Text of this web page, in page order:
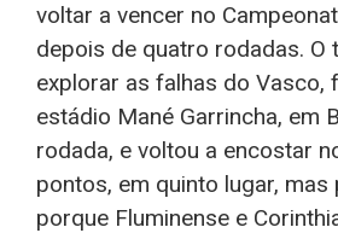
voltar a vencer no
depois de quatro rodadas. O
explorar as falhas do Vasco,
estádio Mané Garrincha, em
rodada, e voltou a encostar
pontos, em quinto lugar, mas
porque Fluminense e